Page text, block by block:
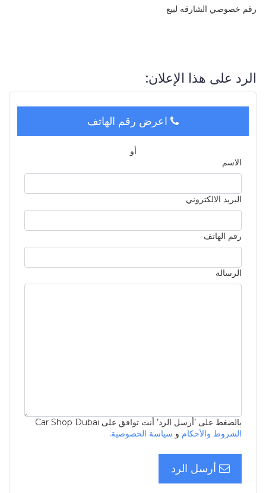
رقم خصوصي الشارقه لبيع
الرد على هذا الإعلان:
اعرض رقم الهاتف
أو
الاسم
البريد الالكتروني
رقم الهاتف
الرسالة
بالضغط على ’أرسل الرد’ أنت توافق على Car Shop Dubai
الشروط والأحكام و سياسة الخصوصية.
أرسل الرد